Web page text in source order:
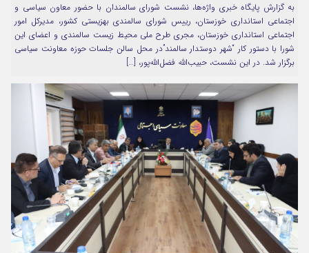
به گزارش پایگاه خبری واژه‌ها، نشست شورای سالمندان با حضور معاون سیاسی و
اجتماعی استانداری خوزستان، رییس شورای سالمندی بهزیستی کشور، مدیرکل امور
اجتماعی استانداری خوزستان، مجری طرح ملی محیط زیست سالمندی و اعضای این
شورا با دستور کار “شهر دوستدار سالمند”در محل سالن جلسات حوزه معاونت سیاسی
برگزار شد. در این نشست، حبیب‌الله فضل‌الله‌پور، […]